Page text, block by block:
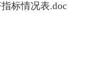
标情况表.doc